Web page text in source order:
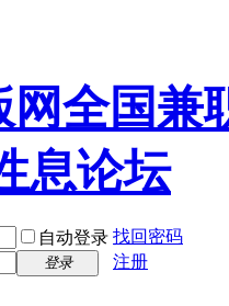
自动登录 找回密码
登录 注册